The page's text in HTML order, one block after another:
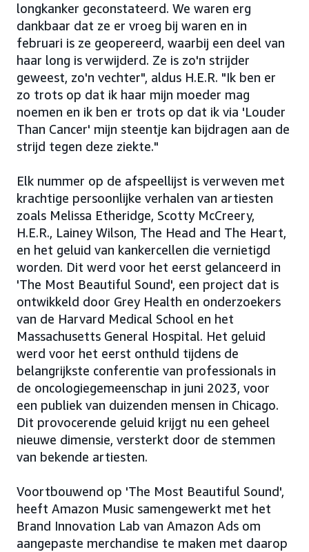
longkanker geconstateerd. We waren erg
dankbaar dat ze er vroeg bij waren en in
februari is ze geopereerd, waarbij een deel van
haar long is verwijderd. Ze is zo'n strijder
geweest, zo'n vechter", aldus H.E.R. "Ik ben er
zo trots op dat ik haar mijn moeder mag
noemen en ik ben er trots op dat ik via 'Louder
Than Cancer' mijn steentje kan bijdragen aan de
strijd tegen deze ziekte."
Elk nummer op de afspeellijst is verweven met
krachtige persoonlijke verhalen van artiesten
zoals Melissa Etheridge, Scotty McCreery,
H.E.R., Lainey Wilson, The Head and The Heart,
en het geluid van kankercellen die vernietigd
worden. Dit werd voor het eerst gelanceerd in
'The Most Beautiful Sound', een project dat is
ontwikkeld door Grey Health en onderzoekers
van de Harvard Medical School en het
Massachusetts General Hospital. Het geluid
werd voor het eerst onthuld tijdens de
belangrijkste conferentie van professionals in
de oncologiegemeenschap in juni 2023, voor
een publiek van duizenden mensen in Chicago.
Dit provocerende geluid krijgt nu een geheel
nieuwe dimensie, versterkt door de stemmen
van bekende artiesten.
Voortbouwend op 'The Most Beautiful Sound',
heeft Amazon Music samengewerkt met het
Brand Innovation Lab van Amazon Ads om
aangepaste merchandise te maken met daarop